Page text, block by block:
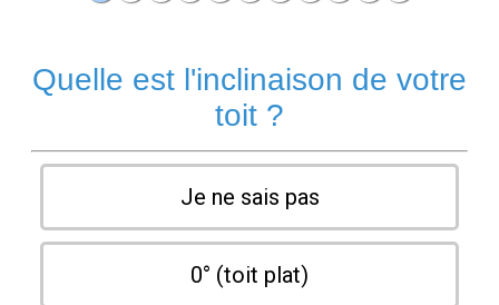
Quelle est l'inclinaison de votre
toit ?
Je ne sais pas
0° (toit plat)